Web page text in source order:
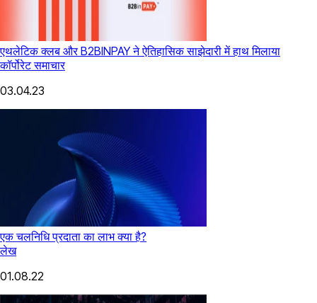
एथलेटिक क्लब और B2BINPAY ने ऐतिहासिक साझेदारी में हाथ मिलाया
कॉर्पोरेट समाचार
03.04.23
एक चलनिधि प्रदाता का लाभ क्या है?
लेख
01.08.22